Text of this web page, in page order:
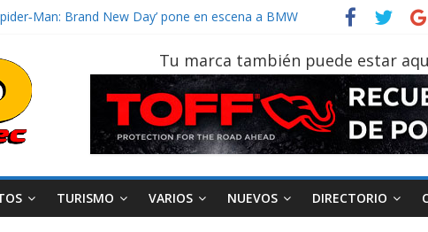
un vehículo gana protagonismo a la hora de decidir
con tu vehículo si permanece varios días sin usar?
2026, edición 47ª, recorre 7 provincias en 8 días
12 Sinotruk Bolden para cubrir las rutas de La Vuelta
Tu marca también puede estar
TURISMO VARIOS NUEVOS DIRECTORIO